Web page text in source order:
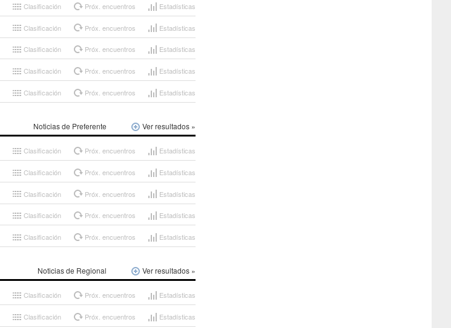
Estadísticas
Próx. encuentros
Clasificación
Estadísticas
Próx. encuentros
Clasificación
Estadísticas
Próx. encuentros
Clasificación
Estadísticas
Próx. encuentros
Clasificación
Estadísticas
Próx. encuentros
Clasificación
Ver resultados »
Noticias de Preferente
Estadísticas
Próx. encuentros
Clasificación
Estadísticas
Próx. encuentros
Clasificación
Estadísticas
Próx. encuentros
Clasificación
Estadísticas
Próx. encuentros
Clasificación
Estadísticas
Próx. encuentros
Clasificación
Ver resultados »
Noticias de Regional
Estadísticas
Próx. encuentros
Clasificación
Estadísticas
Próx. encuentros
Clasificación